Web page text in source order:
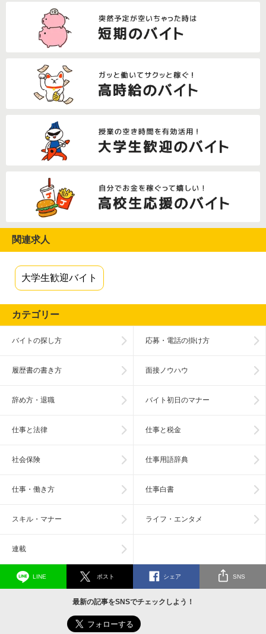
関連求人
大学生歓迎バイト
カテゴリー
バイトの探し方 応募・電話の掛け方
履歴書の書き方 面接ノウハウ
辞め方・退職 バイト初日のマナー
仕事と法律 仕事と税金
社会保険 仕事用語辞典
仕事・働き方 仕事白書
スキル・マナー ライフ・エンタメ
連載
LINE ポスト シェア SNS
最新の記事をSNSでチェックしよう！